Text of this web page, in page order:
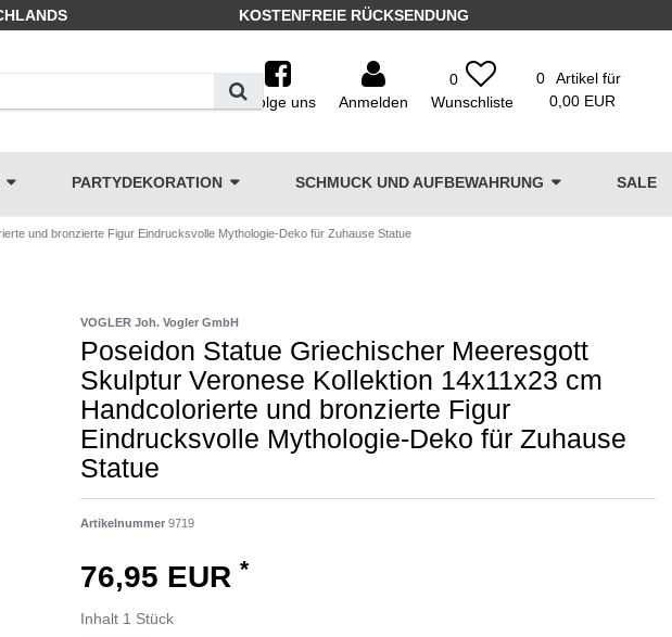
KOSTENFREIE RÜCKSENDUNG
Folge uns Anmelden
0 0
Artikel für
0,00 EUR
PARTYDEKORATION SCHMUCK UND AUFBEWAHRUNG SALE
und bronzierte Figur Eindrucksvolle Mythologie-Deko für Zuhause Statue
VOGLER Joh. Vogler GmbH
Poseidon Statue Griechischer Meeresgott
Skulptur Veronese Kollektion 14x11x23 cm
Handcolorierte und bronzierte Figur
Eindrucksvolle Mythologie-Deko für Zuhause
Statue
Artikelnummer 9719
76,95 EUR *
Inhalt 1 Stück